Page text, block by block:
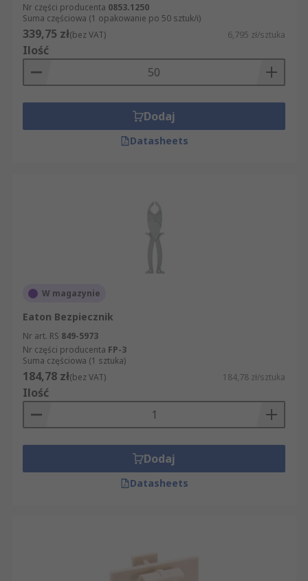
Nr części producenta 0853.1250
Suma częściowa (1 opakowanie po 50 sztuk/i)
339,75 zł(bez VAT) 6,795 zł/sztuka
Ilość
Dodaj
Datasheets
W magazynie
Eaton Bezpiecznik
Nr art. RS 849-5973
Nr części producenta FP-3
Suma częściowa (1 sztuka)
184,78 zł(bez VAT) 184,78 zł/sztuka
Ilość
Dodaj
Datasheets